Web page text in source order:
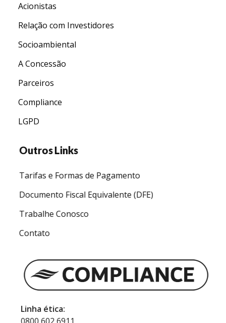
Acionistas
Relação com Investidores
Socioambiental
A Concessão
Parceiros
Compliance
LGPD
Outros Links
Tarifas e Formas de Pagamento
Documento Fiscal Equivalente (DFE)
Trabalhe Conosco
Contato
Linha ética: